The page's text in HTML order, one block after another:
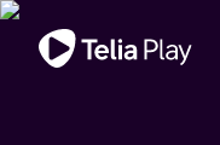
Viktigt meddelande